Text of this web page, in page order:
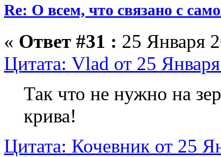
Re: О всем, что связано с
« Ответ #31 : 25 Января
Цитата: Vlad от 25
Так что не нужно на
крива!
Цитата: Кочевник от 25